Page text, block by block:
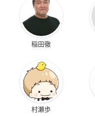
稲田徹
村瀬歩